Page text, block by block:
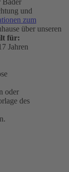
Bäder
und
zum
über unseren
für:
Jahren
oder
des